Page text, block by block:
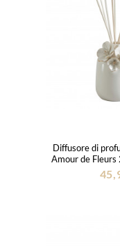
Diffusore di
Amour de